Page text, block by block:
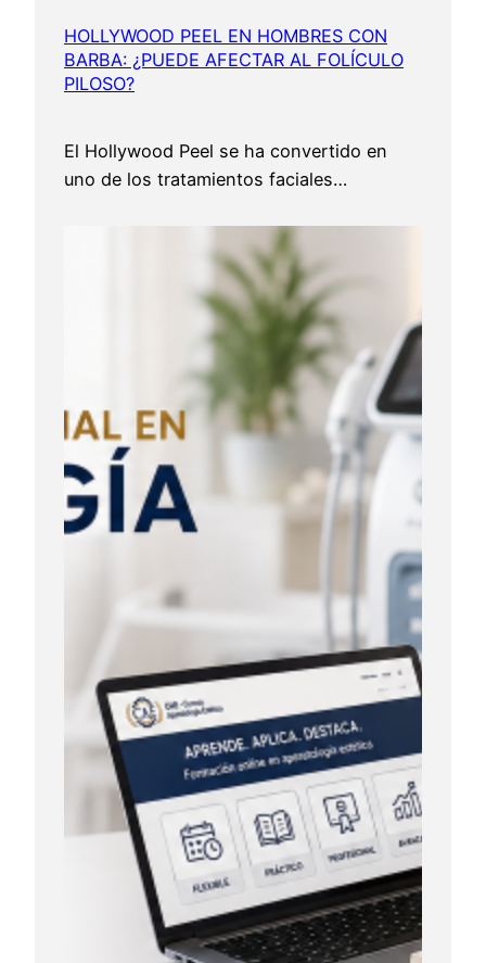
HOLLYWOOD PEEL EN HOMBRES CON
BARBA: ¿PUEDE AFECTAR AL FOLÍCULO
PILOSO?
El Hollywood Peel se ha convertido en
uno de los tratamientos faciales…